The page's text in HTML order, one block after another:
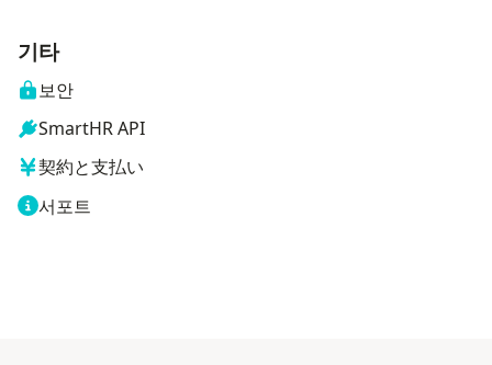
기타
보안
SmartHR API
契約と支払い
서포트